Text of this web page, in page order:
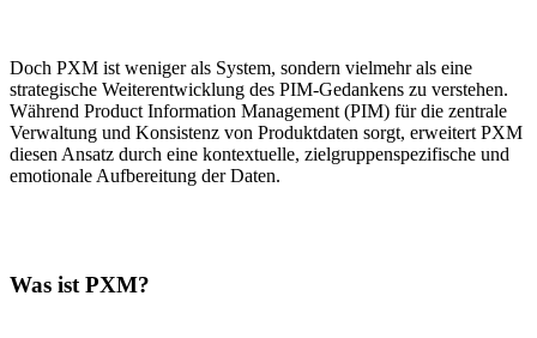
Doch PXM ist weniger als System, sondern vielmehr als eine
strategische Weiterentwicklung des PIM-Gedankens zu verstehen.
Während Product Information Management (PIM) für die zentrale
Verwaltung und Konsistenz von Produktdaten sorgt, erweitert PXM
diesen Ansatz durch eine kontextuelle, zielgruppenspezifische und
emotionale Aufbereitung der Daten.
Was ist PXM?